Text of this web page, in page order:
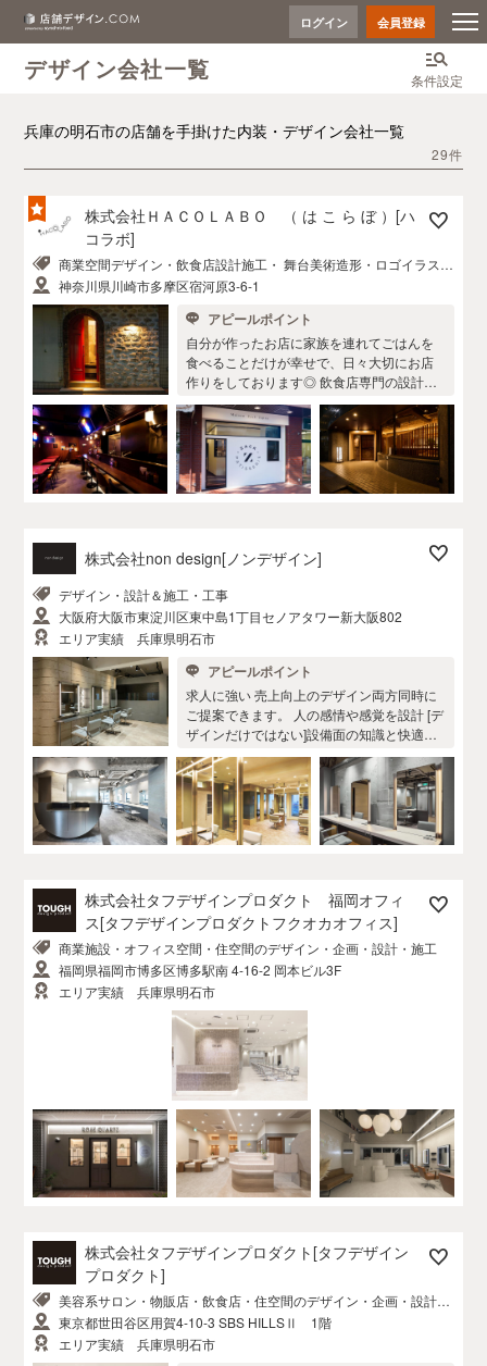
ログイン 会員登録
デザイン会社一覧 条件設定
兵庫の明石市の店舗を手掛けた内装・デザイン会社一覧
29件
株式会社ＨＡＣＯＬＡＢＯ （ は こ ら ぼ ）[ハ
コラボ]
商業空間デザイン・飲食店設計施工・ 舞台美術造形・ロゴイラスト
デザイン
神奈川県川崎市多摩区宿河原3-6-1
アピールポイント
自分が作ったお店に家族を連れてごはんを
食べることだけが幸せで、日々大切にお店
作りをしております◎ 飲食店専門の設計施
工会社です◎一人の担当者がデザイン設計
施工メンテナンスまで一気通貫で行う会社
です◎弊社には営業マンはいません。 お客
様の【夢】を実現する上で、「+1」の感動
を提供致します。 あれも！これも！やりた
い事を一緒になって整理し 異業種のデザイ
リア：神奈川県全域 東京都23区 東京都
＝ 【 ！ 】 ご来店頂いた方々の頭の
中に「 ？ 」が浮かび 意図に気づいた瞬
間「 ！ 」に変わってしまう。 HACOLA
致します。 伝える思いと 届ける声に ち
ょっとした遊び心を ＨＡＣＯＬＡＢＯ
株式会社non design[ノンデザイン]
デザイン・設計＆施工・工事
大阪府大阪市東淀川区東中島1丁目セノアタワー新大阪802
エリア実績 兵庫県明石市
アピールポイント
求人に強い 売上向上のデザイン両方同時に
ご提案できます。 人の感情や感覚を設計 [デ
ザインだけではない]設備面の知識と快適空
間のご提供 美容室や住空間リノベーショ
ン、ショップデザインを全国へお届けしま
す。 大阪本社拠点 東京支部有
株式会社タフデザインプロダクト 福岡オフィ
ス[タフデザインプロダクトフクオカオフィス]
商業施設・オフィス空間・住空間のデザイン・企画・設計・施工
福岡県福岡市博多区博多駅南 4-16-2 岡本ビル3F
エリア実績 兵庫県明石市
株式会社タフデザインプロダクト[タフデザイン
プロダクト]
美容系サロン・物販店・飲食店・住空間のデザイン・企画・設計・
施工
東京都世田谷区用賀4-10-3 SBS HILLSⅡ 1階
エリア実績 兵庫県明石市